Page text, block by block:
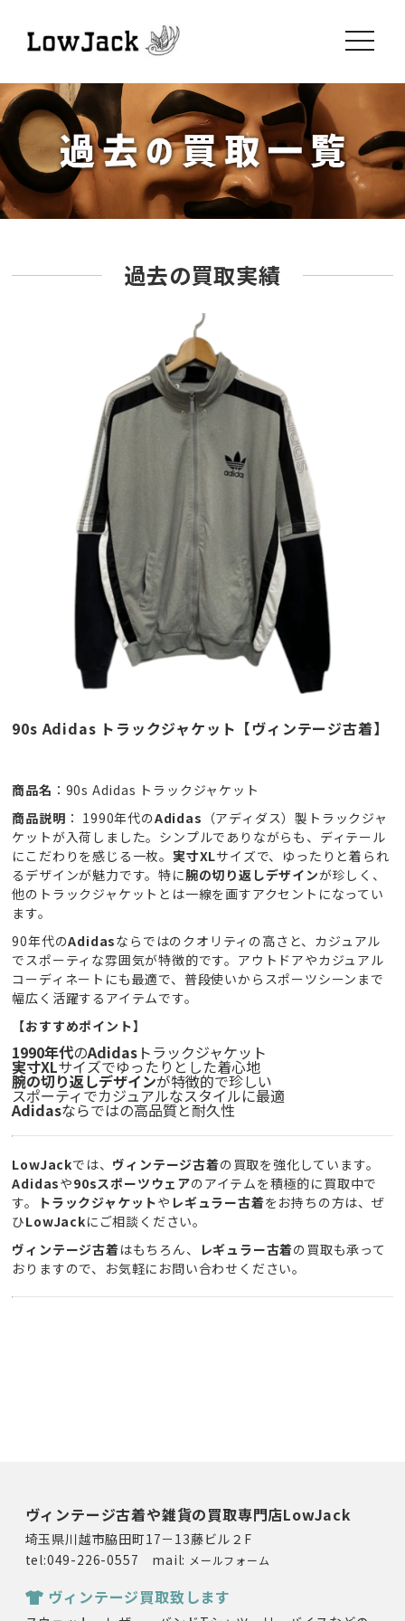
toggle
過去の買取実績
90s Adidas トラックジャケット【ヴィンテージ古着】
商品名 ：90s Adidas トラックジャケット
商品説明 ： 1990年代のAdidas （アディダス）製トラックジャ
ケットが入荷しました。シンプルでありながらも、ディテール
にこだわりを感じる一枚。実寸XLサイズで、ゆったりと着られ
るデザインが魅力です。特に腕の切り返しデザインが珍しく、
他のトラックジャケットとは一線を画すアクセントになってい
ます。
90年代のAdidasならではのクオリティの高さと、カジュアル
でスポーティな雰囲気が特徴的です。アウトドアやカジュアル
コーディネートにも最適で、普段使いからスポーツシーンまで
幅広く活躍するアイテムです。
【おすすめポイント】
1990年代のAdidas トラックジャケット
実寸XLサイズでゆったりとした着心地
腕の切り返しデザインが特徴的で珍しい
スポーティでカジュアルなスタイルに最適
Adidasならではの高品質と耐久性
LowJackでは、 ヴィンテージ古着の買取を強化しています。
Adidasや90sスポーツウェアのアイテムを積極的に買取中で
す。
トラックジャケットや レギュラー古着をお持ちの方は、ぜ
ひLowJackにご相談ください。
ヴィンテージ古着はもちろん、 レギュラー古着の買取も承って
おりますので、お気軽にお問い合わせください。
ヴィンテージ古着や雑貨の買取専門店LowJack
埼玉県川越市脇田町17－13藤ビル２F
tel:049-226-0557 mail: メールフォーム
ヴィンテージ買取致します